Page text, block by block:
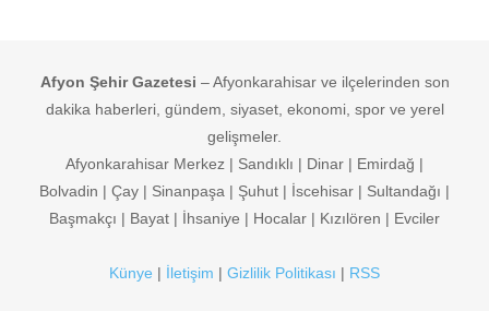
Afyon Şehir Gazetesi – Afyonkarahisar ve ilçelerinden son
dakika haberleri, gündem, siyaset, ekonomi, spor ve yerel
gelişmeler.
Afyonkarahisar Merkez | Sandıklı | Dinar | Emirdağ |
Bolvadin | Çay | Sinanpaşa | Şuhut | İscehisar | Sultandağı |
Başmakçı | Bayat | İhsaniye | Hocalar | Kızılören | Evciler
Künye | İletişim | Gizlilik Politikası | RSS